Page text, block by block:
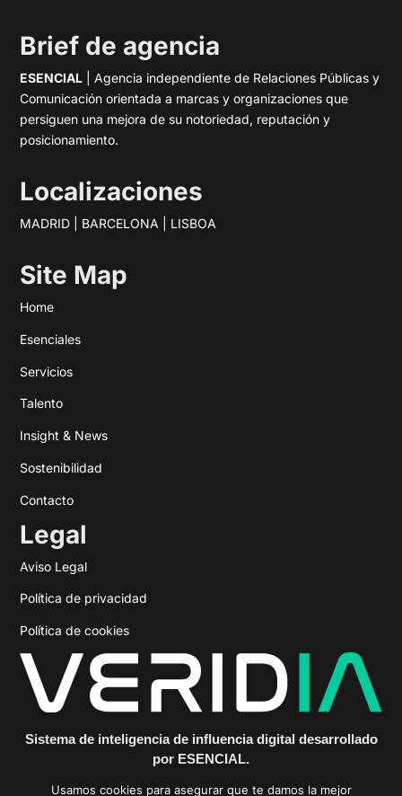
Brief de agencia
ESENCIAL | Agencia independiente de Relaciones Públicas y
Comunicación orientada a marcas y organizaciones que
persiguen una mejora de su notoriedad, reputación y
posicionamiento.
Localizaciones
MADRID | BARCELONA | LISBOA
Site Map
Home
Esenciales
Servicios
Talento
Insight & News
Sostenibilidad
Contacto
Legal
Aviso Legal
Política de privacidad
Política de cookies
Sistema de inteligencia de influencia digital desarrollado
por ESENCIAL.
https://veridiainfluencia.com
Usamos cookies para asegurar que te damos la mejor